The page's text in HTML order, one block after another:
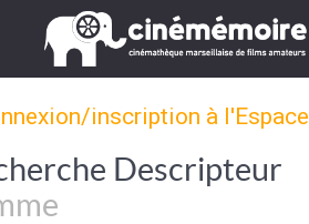
inscription à
Descripteur